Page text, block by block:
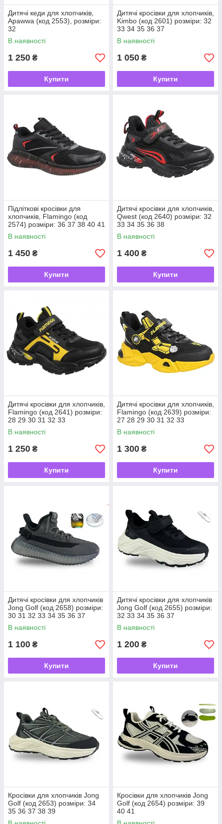
Дитячі кеди для хлопчиків,
Apawwa (код 2553), розміри:
32
В наявності
1 250 ₴
Купити
Дитячі кросівки для хлопчиків,
Kimbo (код 2601) розміри: 32
33 34 35 36 37
В наявності
1 050 ₴
Купити
Підліткові кросівки для
хлопчиків, Flamingo (код
2574) розміри: 36 37 38 40 41
В наявності
1 450 ₴
Купити
Дитячі кросівки для хлопчиків,
Qwest (код 2640) розміри: 32
33 34 35 36 38
В наявності
1 400 ₴
Купити
Дитячі кросівки для хлопчиків,
Flamingo (код 2641) розміри:
28 29 30 31 32 33
В наявності
1 250 ₴
Купити
Дитячі кросівки для хлопчиків,
Flamingo (код 2639) розміри:
27 28 29 30 31 32 33
В наявності
1 300 ₴
Купити
Дитячі кросівки для хлопчиків
Jong Golf (код 2658) розміри:
30 31 32 33 34 35 36 37
В наявності
1 100 ₴
Купити
Дитячі кросівки для хлопчиків
Jong Golf (код 2655) розміри:
32 33 34 35 36 37
В наявності
1 200 ₴
Купити
Кросівки для хлопчиків Jong
Golf (код 2653) розміри: 34
35 36 37 38 39
Кросівки для хлопчиків Jong
Golf (код 2654) розміри: 39
40 41